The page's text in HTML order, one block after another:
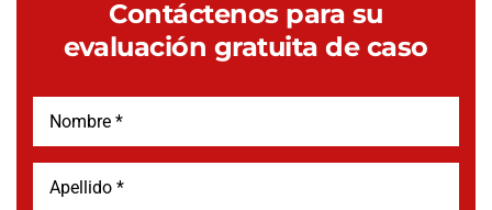
Contáctenos para su
evaluación gratuita de caso